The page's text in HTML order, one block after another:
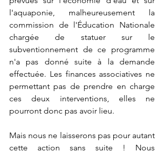
l'aquaponie, malheureusement la
commission de l'Éducation Nationale
chargée de statuer sur le
subventionnement de ce programme
n'a pas donné suite à la demande
effectuée. Les finances associatives ne
permettant pas de prendre en charge
ces deux interventions, elles ne
pourront donc pas avoir lieu.
Mais nous ne laisserons pas pour autant
cette action sans suite ! Nous